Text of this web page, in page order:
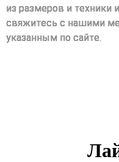
из размеров и техники
свяжитесь с нашими
указанным по сайте.